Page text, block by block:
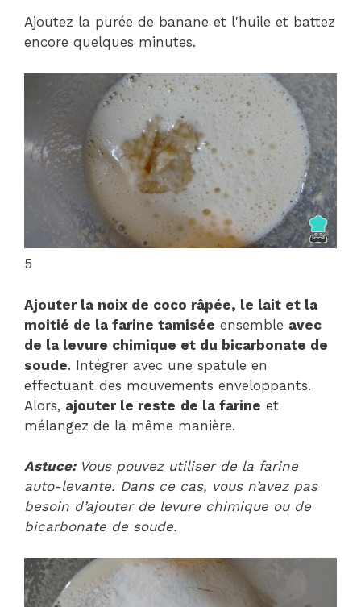
Ajoutez la purée de banane et l'huile et battez
encore quelques minutes.
5
Ajouter la noix de coco râpée, le lait et la
moitié de la farine tamisée ensemble avec
de la levure chimique et du bicarbonate de
soude. Intégrer avec une spatule en
effectuant des mouvements enveloppants.
Alors, ajouter le reste de la farine et
mélangez de la même manière.
Astuce:Vous pouvez utiliser de la farine
auto-levante. Dans ce cas, vous n’avez pas
besoin d’ajouter de levure chimique ou de
bicarbonate de soude.